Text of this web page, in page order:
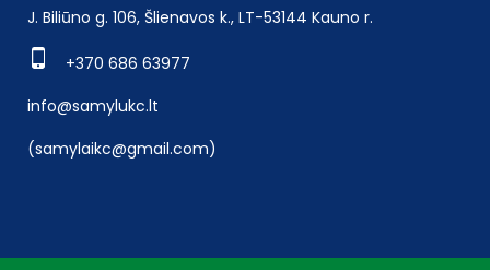
J. Biliūno g. 106, Šlienavos k., LT-53144 Kauno r.
+370 686 63977
info@samylukc.lt
(samylaikc@gmail.com)